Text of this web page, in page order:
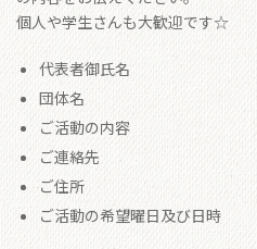
個人や学生さんも大歓迎です☆
代表者御氏名
団体名
ご活動の内容
ご連絡先
ご住所
ご活動の希望曜日及び日時